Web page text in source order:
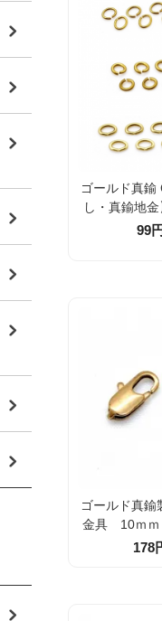
ゴールド真鍮
し・真鍮地金
｜線径
99
ゴールド真
金具 10ｍｍ
178